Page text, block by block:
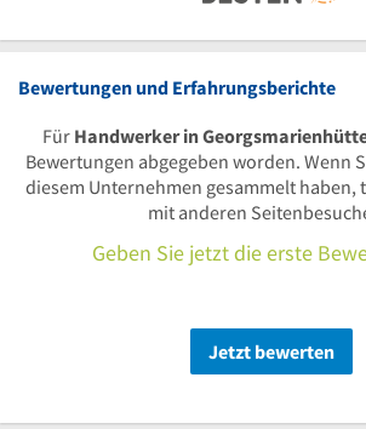
Bewertungen und Erfahrungsberichte
Für Handwerker in
Bewertungen abgegeben worden. Wenn
diesem Unternehmen gesammelt haben,
mit anderen
Geben Sie jetzt die erste
Jetzt bewerten